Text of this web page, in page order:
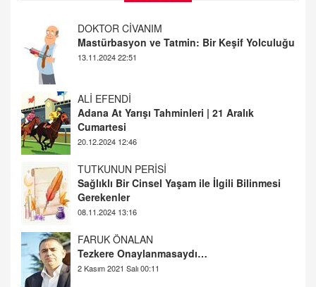
ALİ EFENDİ
Adana At Yarışı Tahminleri | 21 Aralık
Cumartesi
TUTKUNUN PERİSİ
Sağlıklı Bir Cinsel Yaşam ile İlgili Bilinmesi
Gerekenler
08.11.2024 13:16
FARUK ÖNALAN
Tezkere Onaylanmasaydı…
2 Kasım 2021 Salı 00:11
AV. DOĞAN CAN DOĞAN
Kişisel verilerin korunması ve dijital hukukun
gelişimi